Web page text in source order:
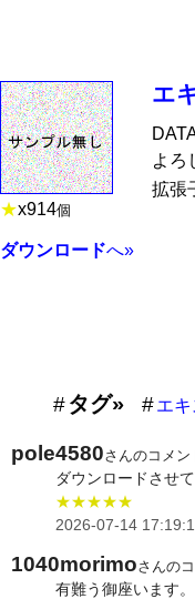
★x914個
ダウンロードへ»
エ
よろ
拡張
タグ» エ
pole4580さんのコメン
ダウンロードさせ
★★★★★
2026-07-14
1040morimoさんの
有難う御座います